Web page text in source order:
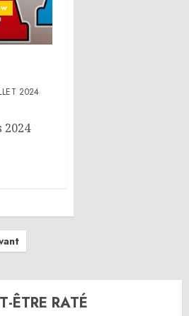
2024
2024
ÊTRE RATÉ